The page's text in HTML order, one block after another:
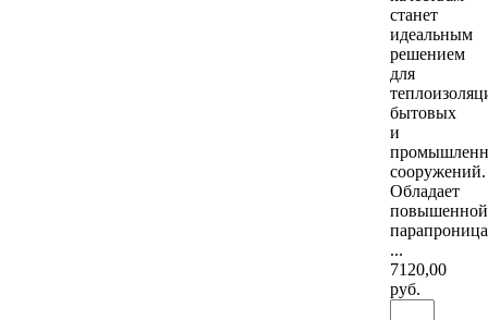
станет
идеальным
решением
для
бытовых
и
сооружений.
Обладает
повышенной
...
7120,00
руб.